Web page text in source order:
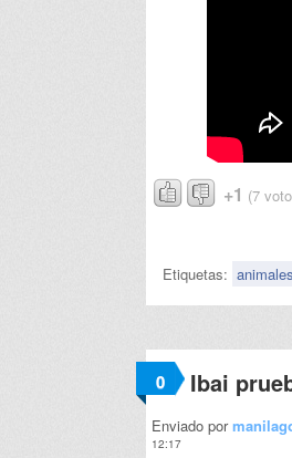
+1 (7
Etiquetas: animales
0 Ibai
Enviado por
12:17